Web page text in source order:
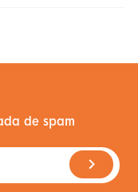
de spam